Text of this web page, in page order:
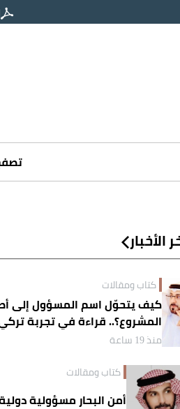
الأخبار
كتاب ومقالات
كيف يتحوّل اسم المسؤول إلى
المشروع؟.. قراءة في تجربة
واقتصاد الانتباه
منذ 19 ساعة
كتاب ومقالات
أمن البحار مسؤولية